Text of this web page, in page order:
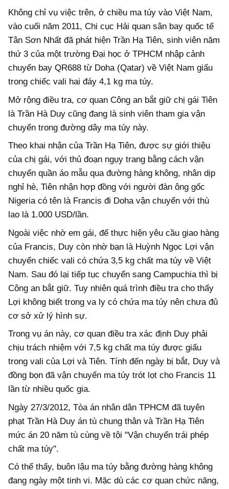
Không chỉ vụ việc trên, ở chiều ma túy vào Việt Nam,
vào cuối năm 2011, Chi cục Hải quan sân bay quốc tế
Tân Sơn Nhất đã phát hiện Trần Hạ Tiên, sinh viên năm
thứ 3 của một trường Đại học ở TPHCM nhập cảnh
chuyến bay QR688 từ Doha (Qatar) về Việt Nam giấu
trong chiếc vali hai đáy 4,1 kg ma túy.
Mở rộng điều tra, cơ quan Công an bắt giữ chị gái Tiên
là Trần Hà Duy cũng đang là sinh viên tham gia vận
chuyển trong đường dây ma túy này.
Theo khai nhận của Trần Hạ Tiên, được sự giới thiệu
của chị gái, với thủ đoạn ngụy trang bằng cách vận
chuyển quần áo mẫu qua đường hàng không, nhân dịp
nghỉ hè, Tiên nhận hợp đồng với người đàn ông gốc
Nigeria có tên là Francis đi Doha vận chuyển với thù
lao là 1.000 USD/lần.
Ngoài việc nhờ em gái, để thực hiện yêu cầu giao hàng
của Francis, Duy còn nhờ bạn là Huỳnh Ngọc Lợi vận
chuyển chiếc vali có chứa 3,5 kg chất ma túy về Việt
Nam. Sau đó lại tiếp tục chuyển sang Campuchia thì bị
Công an bắt giữ. Tuy nhiên quá trình điều tra cho thấy
Lợi không biết trong va ly có chứa ma túy nên chưa đủ
cơ sở xử lý hình sự.
Trong vụ án này, cơ quan điều tra xác định Duy phải
chịu trách nhiệm với 7,5 kg chất ma túy được giấu
trong vali của Lợi và Tiên. Tính đến ngày bị bắt, Duy và
đồng bọn đã vận chuyển ma túy trót lọt cho Francis 11
lần từ nhiều quốc gia.
Ngày 27/3/2012, Tòa án nhân dân TPHCM đã tuyên
phạt Trần Hà Duy án tù chung thân và Trần Hạ Tiên
mức án 20 năm tù cùng về tội "Vận chuyển trái phép
chất ma túy".
Có thể thấy, buôn lậu ma túy bằng đường hàng không
đang ngày một tinh vi. Mặc dù các cơ quan chức năng,